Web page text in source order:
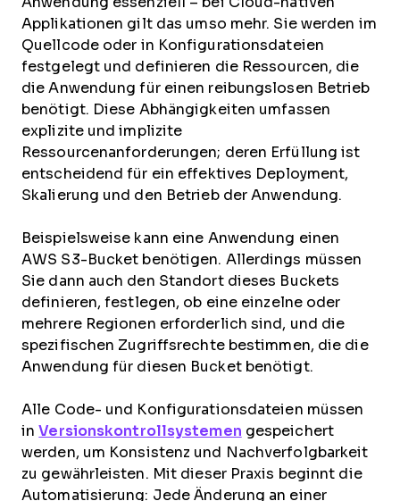
Applikationen gilt das umso mehr. Sie werden im
Quellcode oder in Konfigurationsdateien
festgelegt und definieren die Ressourcen, die
die Anwendung für einen reibungslosen Betrieb
benötigt. Diese Abhängigkeiten umfassen
explizite und implizite
Ressourcenanforderungen; deren Erfüllung ist
entscheidend für ein effektives Deployment,
Skalierung und den Betrieb der Anwendung.
Beispielsweise kann eine Anwendung einen
AWS S3-Bucket benötigen. Allerdings müssen
Sie dann auch den Standort dieses Buckets
definieren, festlegen, ob eine einzelne oder
mehrere Regionen erforderlich sind, und die
spezifischen Zugriffsrechte bestimmen, die die
Anwendung für diesen Bucket benötigt.
Alle Code- und Konfigurationsdateien müssen
inVersionskontrollsystemen gespeichert
werden, um Konsistenz und Nachverfolgbarkeit
zu gewährleisten. Mit dieser Praxis beginnt die
Automatisierung: Jede Änderung an einer